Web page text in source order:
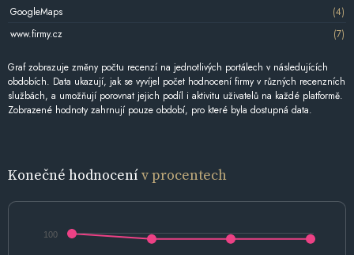
GoogleMaps
(4)
www.firmy.cz
(7)
Graf zobrazuje změny počtu recenzí na jednotlivých portálech v následujících
obdobích. Data ukazují, jak se vyvíjel počet hodnocení firmy v různých recenzních
službách, a umožňují porovnat jejich podíl i aktivitu uživatelů na každé platformě.
Zobrazené hodnoty zahrnují pouze období, pro které byla dostupná data.
Konečné hodnocenív procentech
100